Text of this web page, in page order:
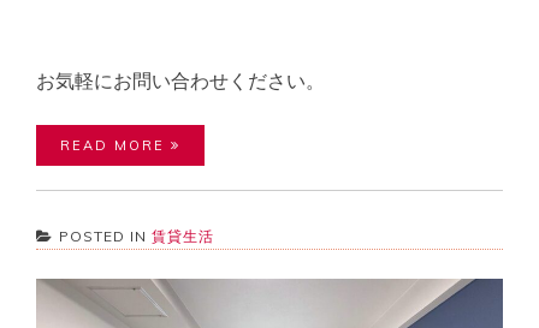
お気軽にお問い合わせください。
READ MORE
POSTED IN 賃貸生活